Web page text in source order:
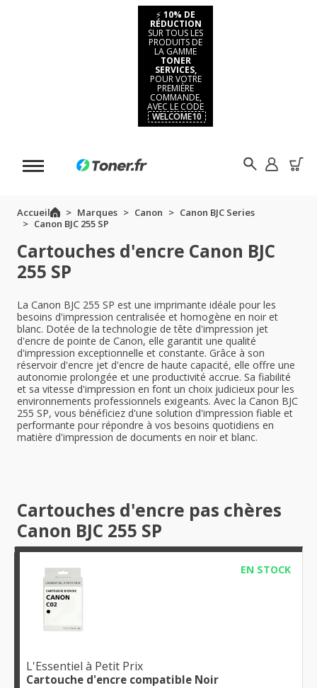
⚡ 10% DE
RÉDUCTION
SUR TOUS LES
PRODUITS DE
LA GAMME
TONER
SERVICES,
POUR VOTRE
PREMIÈRE
COMMANDE,
AVEC LE CODE
WELCOME10
Accueil Marques Canon
Canon BJC Series
Canon BJC 255 SP
Cartouches d'encre Canon BJC
255 SP
La Canon BJC 255 SP est une imprimante idéale pour les
besoins d'impression centralisée et homogène en noir et
blanc. Dotée de la technologie de tête d'impression jet
d'encre de pointe de Canon, elle garantit une qualité
d'impression exceptionnelle et constante. Grâce à son
réservoir d'encre jet d'encre de haute capacité, elle offre une
autonomie prolongée et une productivité accrue. Sa fiabilité
et sa vitesse d'impression en font un choix judicieux pour les
environnements professionnels exigeants. Avec la Canon BJC
255 SP, vous bénéficiez d'une solution d'impression fiable et
performante pour répondre à vos besoins quotidiens en
matière d'impression de documents en noir et blanc.
Cartouches d'encre pas chères
Canon BJC 255 SP
EN STOCK
L'Essentiel à Petit Prix
Cartouche d'encre compatible Noir